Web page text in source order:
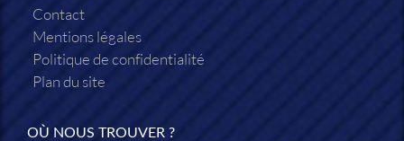
Contact
Mentions légales
Politique de confidentialité
Plan du site
OÙ NOUS TROUVER ?